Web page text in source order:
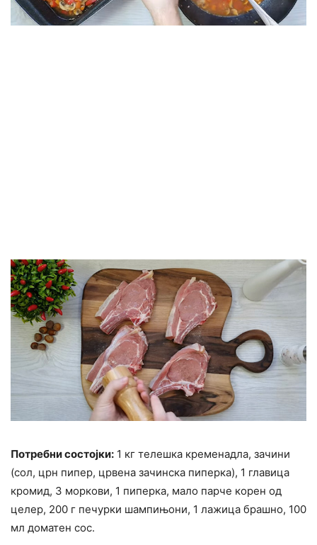
Потребни состојки: 1 кг телешка кременадла, зачини
(сол, црн пипер, црвена зачинска пиперка), 1 главица
кромид, 3 моркови, 1 пиперка, мало парче корен од
целер, 200 г печурки шампињони, 1 лажица брашно, 100
мл доматен сос.